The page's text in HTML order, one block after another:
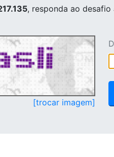
, responda ao desafio
[trocar imagem]